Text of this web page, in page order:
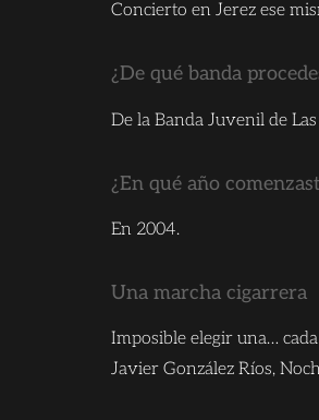
Concierto en Jerez ese
¿De qué banda
De la Banda Juvenil de
¿En qué año
En 2004.
Una marcha cigarrera
Imposible elegir una…
Javier González Ríos,